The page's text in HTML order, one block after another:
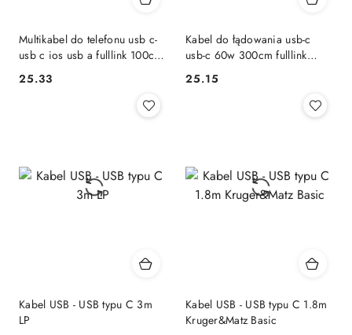
Multikabel do telefonu usb c-
usb c ios usb a fulllink 100cm
Cena:
25.33
Kabel do łądowania usb-c
usb-c 60w 300cm fulllink
amio-04293 AMiO
Cena:
25.15
Kabel USB - USB typu C 3m
LP
Kabel USB - USB typu C 1.8m
Kruger&Matz Basic